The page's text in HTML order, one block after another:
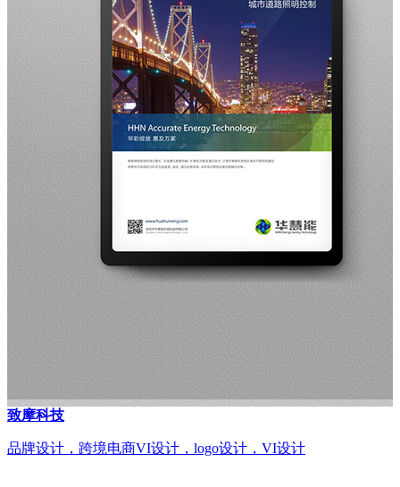
致摩科技
品牌设计，跨境电商VI设计，logo设计，VI设计